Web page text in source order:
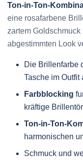
Ton-in-Ton-
eine rosafarbene
zartem
abgestimmten Look
Die Brillenfarbe
Tasche im Outfit
Farbblocking
kräftige
Ton-in-Ton-
harmonischen
Schmuck und